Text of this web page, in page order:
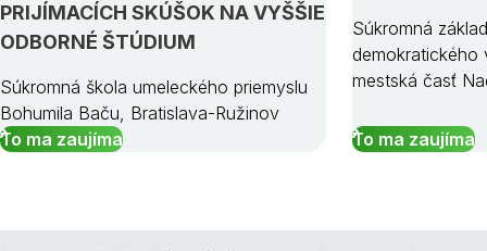
PRIJÍMACÍCH SKÚŠOK NA VYŠŠIE
ODBORNÉ ŠTÚDIUM
Súkromná škola umeleckého priemyslu
Bohumila Baču, Bratislava-Ružinov
To ma zaujíma
Súkromná
demokratického
mestská časť
To ma zaujíma